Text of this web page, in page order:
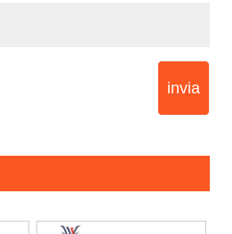
invia